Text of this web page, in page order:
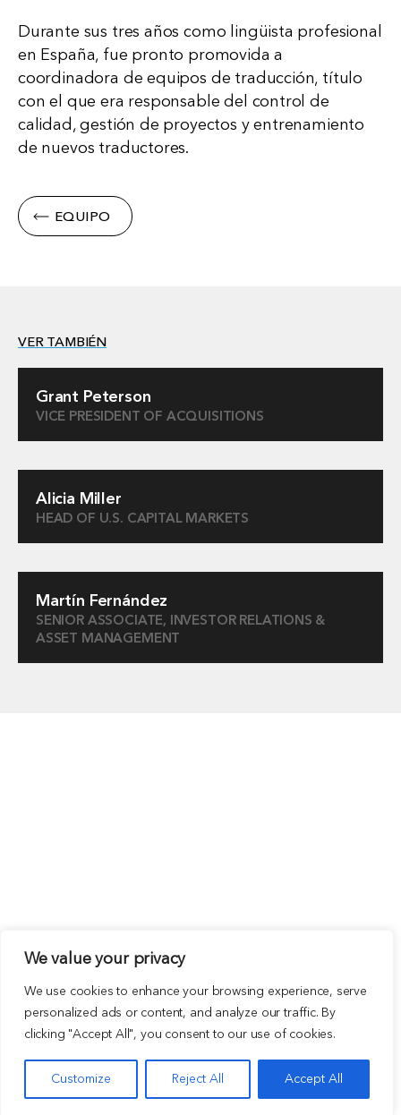
We value your privacy
We use cookies to enhance your browsing experience, serve
personalized ads or content, and analyze our traffic. By
clicking "Accept All", you consent to our use of cookies.
Customize Reject All Accept All
Durante sus tres años como lingüista profesional
en España, fue pronto promovida a
coordinadora de equipos de traducción, título
con el que era responsable del control de
calidad, gestión de proyectos y entrenamiento
de nuevos traductores.
EQUIPO
VER TAMBIÉN
Grant Peterson
VICE PRESIDENT OF ACQUISITIONS
Alicia Miller
HEAD OF U.S. CAPITAL MARKETS
Martín Fernández
SENIOR ASSOCIATE, INVESTOR RELATIONS &
ASSET MANAGEMENT